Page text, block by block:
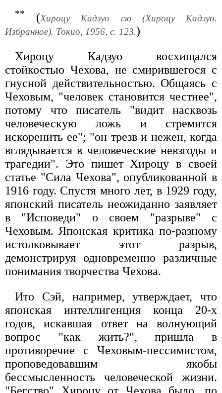
** (Хироцу Кадзуо сю (Хироцу Кадзуо.
Избранное). Токио, 1956, с. 123.)
Хироцу Кадзуо восхищался
стойкостью Чехова, не смирившегося с
гнусной действительностью. Общаясь с
Чеховым, "человек становится честнее",
потому что писатель "видит насквозь
человеческую ложь и стремится
искоренить ее"; "он трезв и нежен, когда
вглядывается в человеческие невзгоды и
трагедии". Это пишет Хироцу в своей
статье "Сила Чехова", опубликованной в
1916 году. Спустя много лет, в 1929 году,
японский писатель неожиданно заявляет
в "Исповеди" о своем "разрыве" с
Чеховым. Японская критика по-разному
истолковывает этот разрыв,
демонстрируя одновременно различные
понимания творчества Чехова.
Ито Сэй, например, утверждает, что
японская интеллигенция конца 20-х
годов, искавшая ответ на волнующий
вопрос "как жить?", пришла в
противоречие с Чеховым-пессимистом,
проповедовавшим якобы
бессмысленность человеческой жизни.